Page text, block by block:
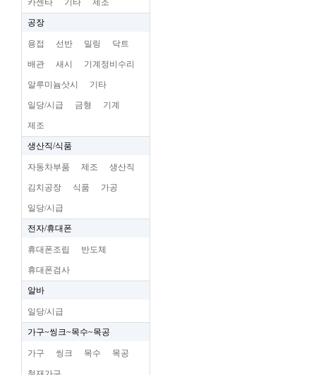
카센타 기타 제조
공장
용접 선반 밀링 닥트
배관 새시 기계정비수리
알루미늄삿시 기타
일당/시급 금형 기계
제조
생산직/식품
자동차부품 제조 생산직
김치공장 식품 가공
일당/시급
전자/휴대폰
휴대폰조립 반도체
휴대폰검사
알바
일당/시급
가구~씽크~목수~목공
가구 씽크 목수 목공